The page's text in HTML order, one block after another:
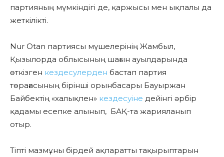
партияның мүмкіндігі де, қаржысы мен ықпалы да
жеткілікті.
Nur Otan партиясы мүшелерінің Жамбыл,
Қызылорда облысының шағын ауылдарында
өткізген кездесулерден бастап партия
төрағасының бірінші орынбасары Бауыржан
Байбектің «халықпен» кездесуіне дейінгі әрбір
қадамы есепке алынып, БАҚ-та жарияланып
отыр.
Тіпті мазмұны бірдей ақпаратты тақырыптарын